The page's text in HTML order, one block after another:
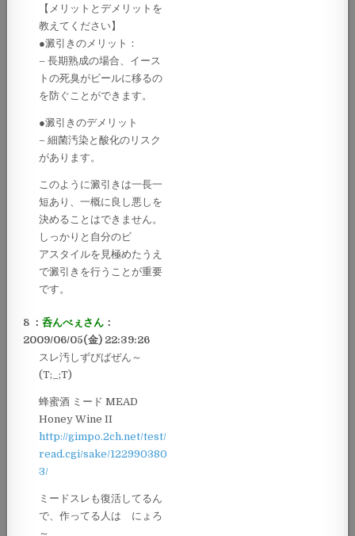
【メリットとデメリットを
教えてください】
●澱引きのメリット：
– 長期熟成の場合、イース
トの死臭がビールに移るの
を防ぐことができます。
●澱引きのデメリット
– 細菌汚染と酸化のリスク
があります。
このように澱引きは一長一
短あり、一概に良し悪しを
決めることはできません。
しっかりと自分のビ
アスタイルを見極めたうえ
で澱引きを行うことが重要
です。
8 ：呑んべぇさん ：
2009/06/05(金) 22:39:26
スレ汚しずびばぜん～
(T;_;T)
蜂蜜酒 ミード MEAD
Honey Wine II
http://gimpo.2ch.net/test/
read.cgi/sake/122990380
3/
ミードスレも復活してるん
で、作ってる人は にょろ
～